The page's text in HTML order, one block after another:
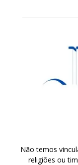
Não temos
religiões ou